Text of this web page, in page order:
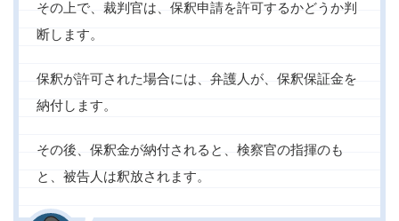
その上で、裁判官は、保釈申請を許可するかどうか判
断します。
保釈が許可された場合には、弁護人が、保釈保証金を
納付します。
その後、保釈金が納付されると、検察官の指揮のも
と、被告人は釈放されます。